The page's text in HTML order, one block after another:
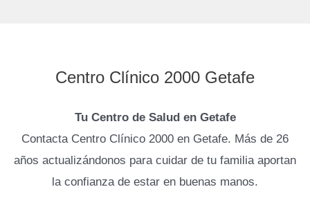
Centro Clínico 2000 Getafe
Tu Centro de Salud en Getafe
Contacta Centro Clínico 2000 en Getafe. Más de 26
años actualizándonos para cuidar de tu familia aportan
la confianza de estar en buenas manos.